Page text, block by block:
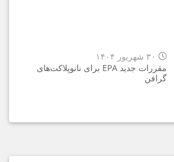
مقررات جدید EPA برای نانوپلاکت‌های
گرافن